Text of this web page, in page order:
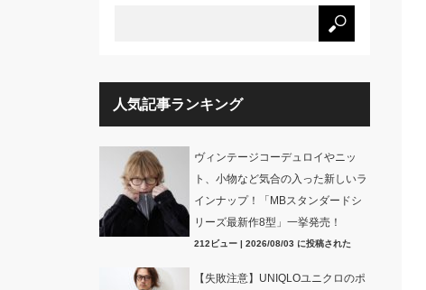
人気記事ランキング
ヴィンテージコーデュロイやニッ
ト、小物など気合の入った新しいラ
インナップ！「MBスタンダードシ
リーズ最新作8型」一挙発売！
212ビュー| 2026/08/03 に投稿された
【失敗注意】UNIQLOユニクロのポ